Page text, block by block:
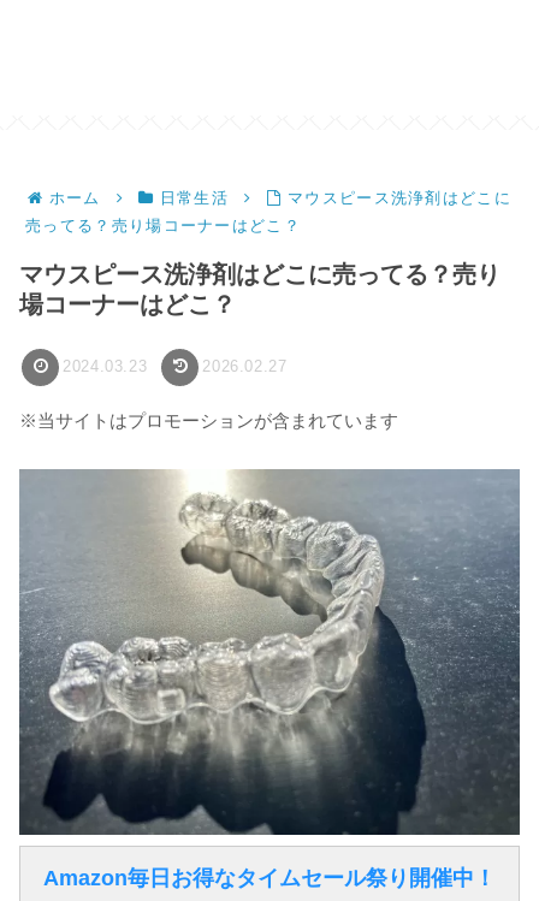
ホーム 日常生活
マウスピース洗浄剤はどこに
売ってる？売り場コーナーはどこ？
マウスピース洗浄剤はどこに売ってる？売り
場コーナーはどこ？
2024.03.23 2026.02.27
※当サイトはプロモーションが含まれています
Amazon毎日お得なタイムセール祭り開催中！